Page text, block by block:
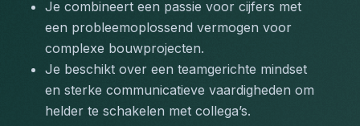
Je combineert een passie voor cijfers met
een probleemoplossend vermogen voor
complexe bouwprojecten.
Je beschikt over een teamgerichte mindset
en sterke communicatieve vaardigheden om
helder te schakelen met collega’s.